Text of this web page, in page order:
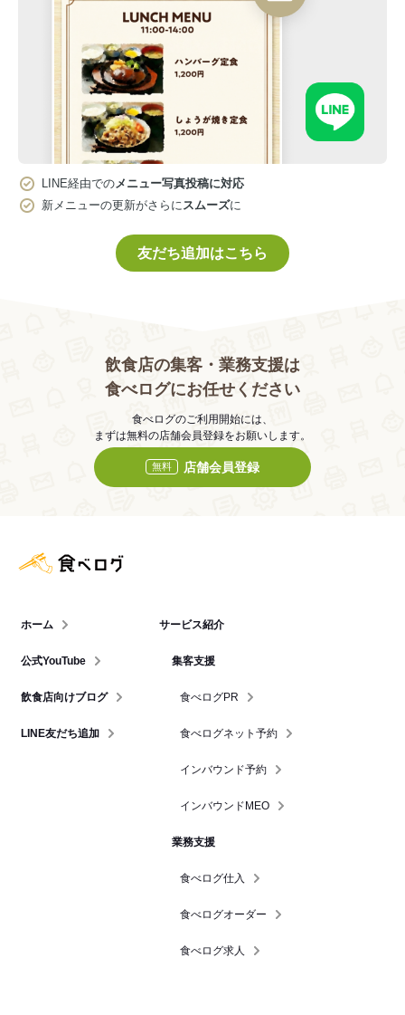
LINE経由でのメニュー写真投稿に対応
新メニューの更新がさらにスムーズに
友だち追加はこちら
飲食店の集客・業務支援は
食べログにお任せください
食べログのご利用開始には、
まずは無料の店舗会員登録をお願いします。
無料 店舗会員登録
ホーム
公式YouTube
飲食店向けブログ
LINE友だち追加
サービス紹介
集客支援
食べログPR
食べログネット予約
インバウンド予約
インバウンドMEO
業務支援
食べログ仕入
食べログオーダー
食べログ求人